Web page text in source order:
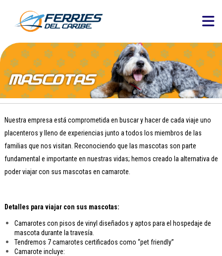
Nuestra empresa está comprometida en buscar y hacer de cada viaje uno
placenteros y lleno de experiencias junto a todos los miembros de las
familias que nos visitan. Reconociendo que las mascotas son parte
fundamental e importante en nuestras vidas; hemos creado la alternativa de
poder viajar con sus mascotas en camarote.
Detalles para viajar con sus mascotas:
Camarotes con pisos de vinyl diseñados y aptos para el hospedaje de
mascota durante la travesía.
Tendremos 7 camarotes certificados como “pet friendly”
Camarote incluye: